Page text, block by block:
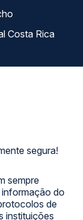
segura!
sempre
do
de
instituições
La terminal Costa Rica